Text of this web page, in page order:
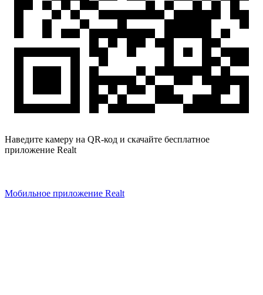
Наведите камеру на QR-код и скачайте бесплатное
приложение Realt
Мобильное приложение Realt